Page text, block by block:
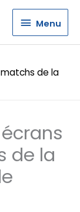
Menu
Menu
matchs de la
de la